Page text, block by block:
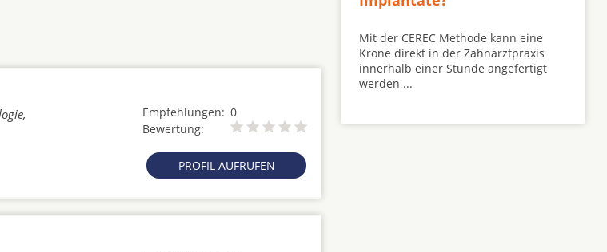
Empfehlungen: 0
Bewertung:
PROFIL AUFRUFEN
Mit der CEREC Methode kann eine
Krone direkt in der Zahnarztpraxis
innerhalb einer Stunde angefertigt
werden ...